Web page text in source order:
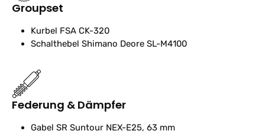
Groupset
Kurbel FSA CK-320
Schalthebel Shimano Deore SL-M4100
Federung & Dämpfer
Gabel SR Suntour NEX-E25, 63 mm